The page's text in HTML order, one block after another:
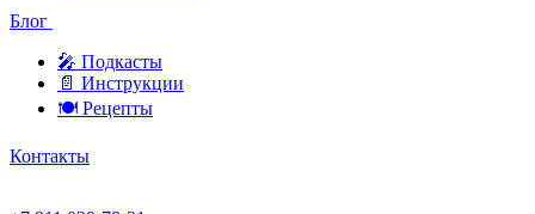
Блог
🎤︎︎ Подкасты
📄 Инструкции
🍽 Рецепты
Контакты